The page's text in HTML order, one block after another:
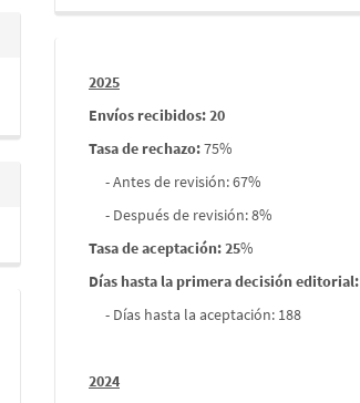
Informes
envios
2025
Envíos recibidos: 20
Tasa de rechazo:75%
- Antes de revisión: 67%
- Después de revisión: 8%
Tasa de aceptación: 25%
Días hasta la primera decisión editorial:
- Días hasta la aceptación: 188
2024